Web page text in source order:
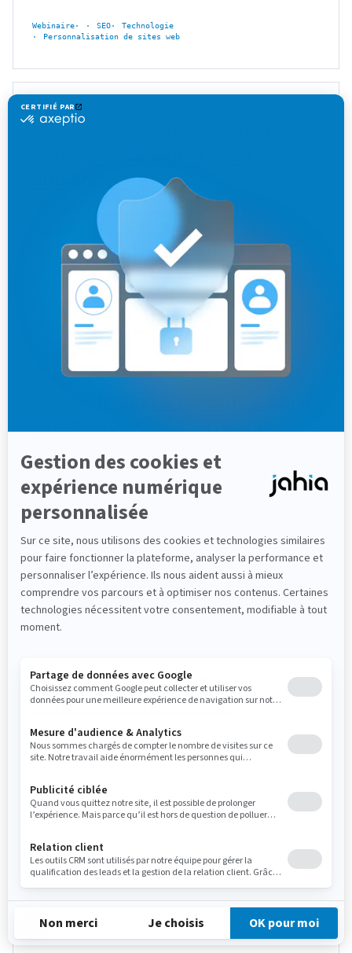
Webinaire SEO
Technologie
Personnalisation de sites web
Inclusion Numérique : Et si
audience ?
Découvrez comment intégrer l’inclusion
numérique et l’accessibilité au cœur de vos
projets web avec Jahia.
Accessibilité
centric »
Retour d’expérience Arkema sur la mise en
place d’une stratégie customer-centric portée
par le digital et la donnée.
Webinaire Multisite UX/CX DXP
Technologie
E-Commerce : comment
construire un parcours
utilisateur optimal
Apprenez-en plus sur comment concevoir un
parcours utilisateur e-commerce fluide,
personnalisé et orienté conversion.
Webinaire UX/CX
Personnalisation de sites web